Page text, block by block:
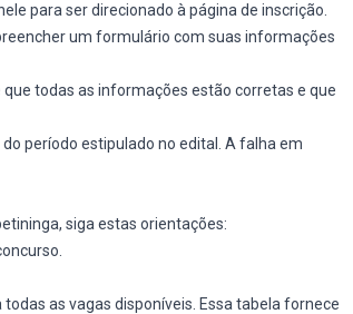
para ser direcionado à página de inscrição.
um formulário com suas informações
todas as informações estão corretas e que
período estipulado no edital. A falha em
siga estas orientações:
as vagas disponíveis. Essa tabela fornece